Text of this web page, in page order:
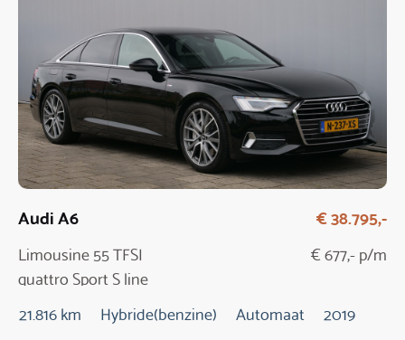
Audi A6
Limousine 55 TFSI
quattro Sport S line
edition
€ 38.795,-
€ 677,- p/m
21.816 km Hybride(benzine) Automaat 2019